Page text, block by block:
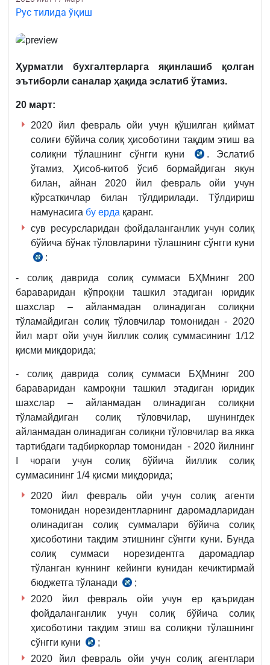
Рус тилида ўқиш
Ҳурматли бухгалтерларга яқинлашиб қолган
эътиборли саналар ҳақида эслатиб ўтамиз.
20 март:
2020 йил февраль ойи учун қўшилган қиймат
солиғи бўйича солиқ ҳисоботини тақдим этиш ва
солиқни тўлашнинг сўнгги куни
СК
273-
м.
1
2-
қ.
. Эслатиб
ўтамиз, Ҳисоб-китоб ўсиб бормайдиган якун
билан, айнан 2020 йил февраль ойи учун
кўрсаткичлар билан тўлдирилади. Тўлдириш
намунасига бу ерда қаранг.
сув ресурсларидан фойдаланганлик учун солиқ
бўйича бўнак тўловларини тўлашнинг сўнгги куни
СК
448-
м.
3-
қ.
:
- солиқ даврида солиқ суммаси БҲМнинг 200
бараваридан кўпроқни ташкил этадиган юридик
шахслар – айланмадан олинадиган солиқни
тўламайдиган солиқ тўловчилар томонидан - 2020
йил март ойи учун йиллик солиқ суммасининг 1/12
қисми миқдорида;
- солиқ даврида солиқ суммаси БҲМнинг 200
бараваридан камроқни ташкил этадиган юридик
шахслар – айланмадан олинадиган солиқни
тўламайдиган солиқ тўловчилар, шунингдек
айланмадан олинадиган солиқни тўловчилар ва якка
тартибдаги тадбиркорлар томонидан - 2020 йилнинг
I чораги учун солиқ бўйича йиллик солиқ
суммасининг 1/4 қисми миқдорида;
2020 йил февраль ойи учун солиқ агенти
томонидан норезидентларнинг даромадларидан
олинадиган солиқ суммалари бўйича солиқ
ҳисоботини тақдим этишнинг сўнгги куни. Бунда
солиқ суммаси норезидентга даромадлар
тўланган куннинг кейинги кунидан кечиктирмай
бюджетга тўланади
СК
355-
м.
1
2-
;
2020 йил февраль ойи учун ер қаъридан
фойдаланганлик учун солиқ бўйича солиқ
ҳисоботини тақдим этиш ва солиқни тўлашнинг
сўнгги куни
СК
454-
;
2020 йил февраль ойи учун солиқ агентлари